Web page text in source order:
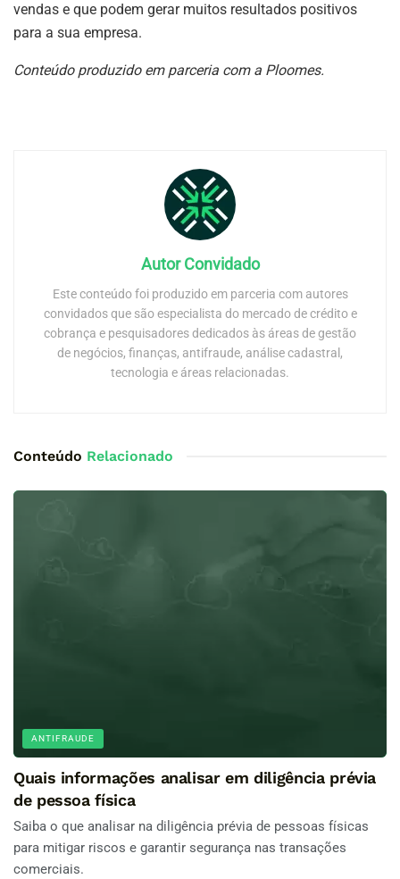
vendas e que podem gerar muitos resultados positivos
para a sua empresa.
Conteúdo produzido em parceria com a Ploomes.
Autor Convidado
Este conteúdo foi produzido em parceria com autores
convidados que são especialista do mercado de crédito e
cobrança e pesquisadores dedicados às áreas de gestão
de negócios, finanças, antifraude, análise cadastral,
tecnologia e áreas relacionadas.
Conteúdo Relacionado
ANTIFRAUDE
Quais informações analisar em diligência prévia
de pessoa física
Saiba o que analisar na diligência prévia de pessoas físicas
para mitigar riscos e garantir segurança nas transações
comerciais.